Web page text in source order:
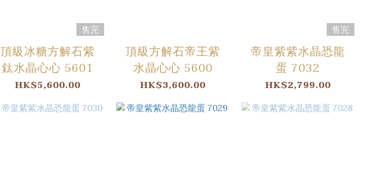
售完
頂級冰糖方解石紫
鈦水晶心心 5601
HK$5,600.00
頂級方解石帝王紫
水晶心心 5600
HK$3,600.00
售完
帝皇紫紫水晶恐龍
蛋 7032
HK$2,799.00